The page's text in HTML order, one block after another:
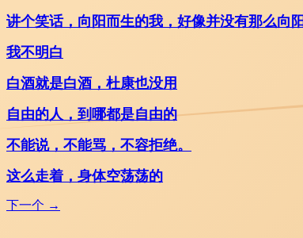
讲个笑话，向阳而生的我，好像并没有那么向阳
我不明白
白酒就是白酒，杜康也没用
自由的人，到哪都是自由的
不能说，不能骂，不容拒绝。
这么走着，身体空荡荡的
下一个 →